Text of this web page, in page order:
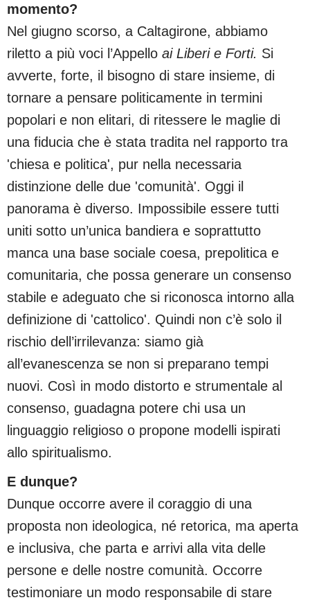
momento?
Nel giugno scorso, a Caltagirone, abbiamo
riletto a più voci l’Appello ai Liberi e Forti. Si
avverte, forte, il bisogno di stare insieme, di
tornare a pensare politicamente in termini
popolari e non elitari, di ritessere le maglie di
una fiducia che è stata tradita nel rapporto tra
'chiesa e politica', pur nella necessaria
distinzione delle due 'comunità'. Oggi il
panorama è diverso. Impossibile essere tutti
uniti sotto un’unica bandiera e soprattutto
manca una base sociale coesa, prepolitica e
comunitaria, che possa generare un consenso
stabile e adeguato che si riconosca intorno alla
definizione di 'cattolico'. Quindi non c’è solo il
rischio dell’irrilevanza: siamo già
all’evanescenza se non si preparano tempi
nuovi. Così in modo distorto e strumentale al
consenso, guadagna potere chi usa un
linguaggio religioso o propone modelli ispirati
allo spiritualismo.
E dunque?
Dunque occorre avere il coraggio di una
proposta non ideologica, né retorica, ma aperta
e inclusiva, che parta e arrivi alla vita delle
persone e delle nostre comunità. Occorre
testimoniare un modo responsabile di stare